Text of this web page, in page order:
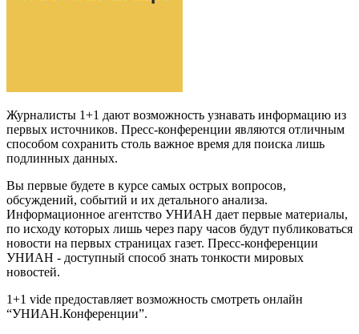
Журналисты 1+1 дают возможность узнавать информацию из
первых источников. Пресс-конференции являются отличным
способом сохранить столь важное время для поиска лишь
подлинных данных.
Вы первые будете в курсе самых острых вопросов,
обсуждений, событий и их детального анализа.
Информационное агентство УНИАН дает первые материалы,
по исходу которых лишь через пару часов будут публиковаться
новости на первых страницах газет. Пресс-конференции
УНИАН - доступный способ знать тонкости мировых
новостей.
1+1 vide предоставляет возможность смотреть онлайн
“УНИАН.Конференции”.